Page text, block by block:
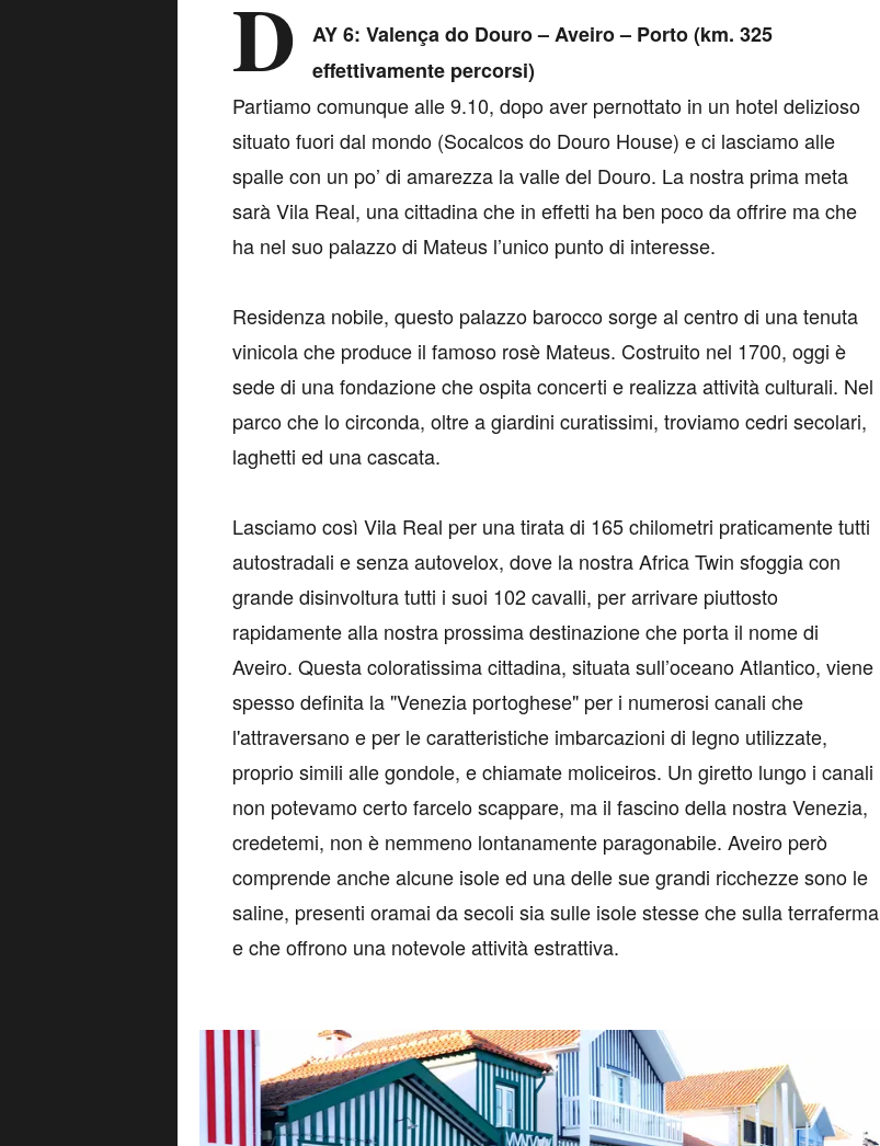
D
AY 6: Valença do Douro – Aveiro – Porto (km. 325
effettivamente percorsi)
Partiamo comunque alle 9.10, dopo aver pernottato in un hotel delizioso
situato fuori dal mondo (Socalcos do Douro House) e ci lasciamo alle
spalle con un po’ di amarezza la valle del Douro. La nostra prima meta
sarà Vila Real, una cittadina che in effetti ha ben poco da offrire ma che
ha nel suo palazzo di Mateus l’unico punto di interesse.
Residenza nobile, questo palazzo barocco sorge al centro di una tenuta
vinicola che produce il famoso rosè Mateus. Costruito nel 1700, oggi è
sede di una fondazione che ospita concerti e realizza attività culturali. Nel
parco che lo circonda, oltre a giardini curatissimi, troviamo cedri secolari,
laghetti ed una cascata.
Lasciamo così Vila Real per una tirata di 165 chilometri praticamente tutti
autostradali e senza autovelox, dove la nostra Africa Twin sfoggia con
grande disinvoltura tutti i suoi 102 cavalli, per arrivare piuttosto
rapidamente alla nostra prossima destinazione che porta il nome di
Aveiro. Questa coloratissima cittadina, situata sull’oceano Atlantico, viene
spesso definita la "Venezia portoghese" per i numerosi canali che
l'attraversano e per le caratteristiche imbarcazioni di legno utilizzate,
proprio simili alle gondole, e chiamate moliceiros. Un giretto lungo i canali
non potevamo certo farcelo scappare, ma il fascino della nostra Venezia,
credetemi, non è nemmeno lontanamente paragonabile. Aveiro però
comprende anche alcune isole ed una delle sue grandi ricchezze sono le
saline, presenti oramai da secoli sia sulle isole stesse che sulla terraferma
e che offrono una notevole attività estrattiva.